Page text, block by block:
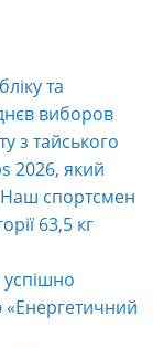
та
виборов
з тайського
2026, який
Наш спортсмен
63,5 кг
успішно